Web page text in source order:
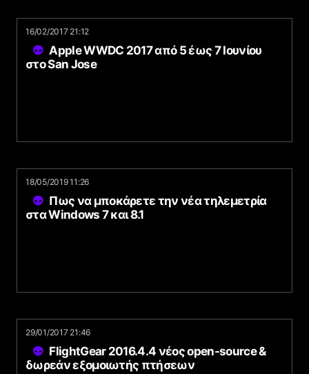
16/02/2017 21:12
Apple WWDC 2017 από 5 έως 7 Ιουνίου
στο San Jose
18/05/2019 11:26
Πως να μποκάρετε την νέα τηλεμετρία
στα Windows 7 και 8.1
29/01/2017 21:46
FlightGear 2016.4.4 νέος open-source &
δωρεάν εξομοιωτής πτήσεων